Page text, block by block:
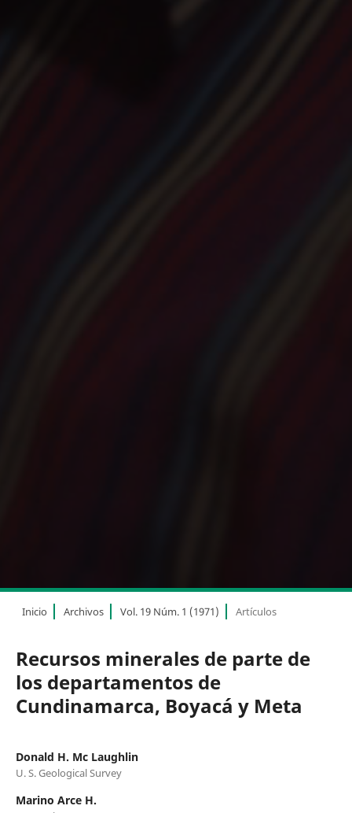
Inicio Archivos Vol. 19 Núm. 1 (1971) Artículos
Recursos minerales de parte de
los departamentos de
Cundinamarca, Boyacá y Meta
Donald H. Mc Laughlin
U. S. Geological Survey
Marino Arce H.